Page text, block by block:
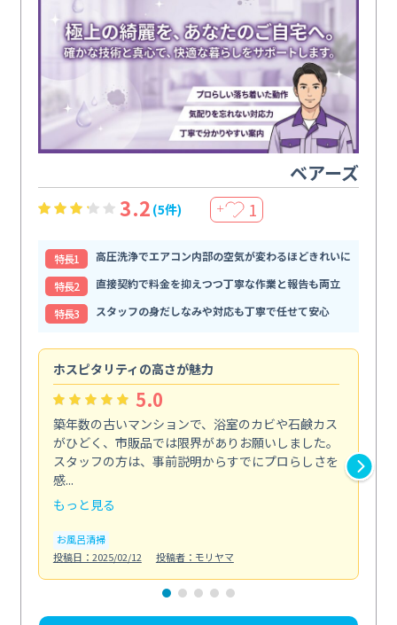
ベアーズ
3.2 (5件) ＋ 1
特⻑1
高圧洗浄でエアコン内部の空気が変わるほどきれいに
特⻑2
直接契約で料金を抑えつつ丁寧な作業と報告も両立
特⻑3
スタッフの身だしなみや対応も丁寧で任せて安心
ホスピタリティの高さが魅力
5.0
築年数の古いマンションで、浴室のカビや石鹸カス
がひどく、市販品では限界がありお願いしました。
スタッフの方は、事前説明からすでにプロらしさを
感...
もっと見る
お風呂清掃
投稿日：2025/02/12
投稿者：モリヤマ